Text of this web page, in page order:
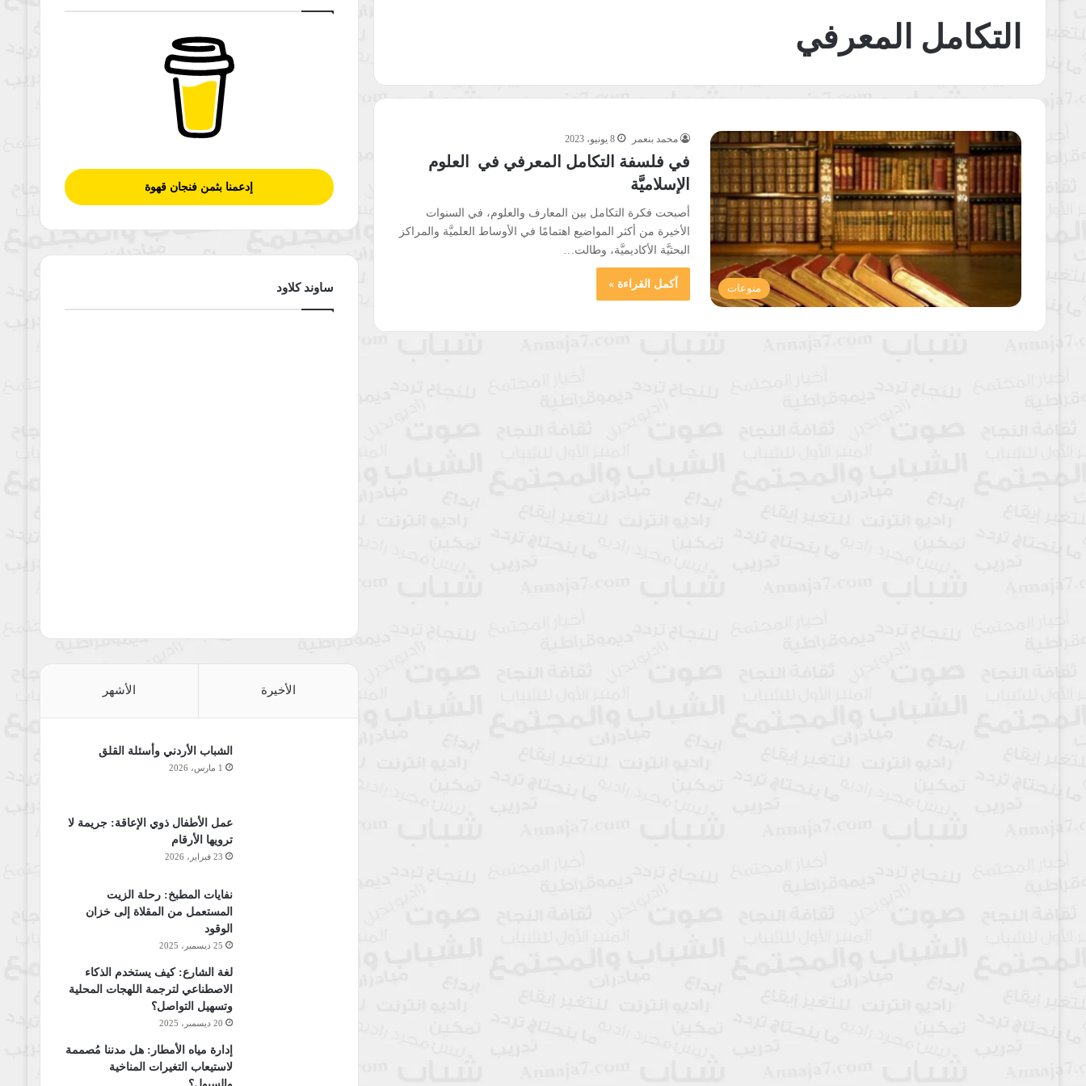
التكامل المعرفي
منوعات
محمد بنعمر 8 يونيو، 2023
في فلسفة التكامل المعرفي في العلوم
الإسلاميَّة
أصبحت فكرة التكامل بين المعارف والعلوم، في السنوات
الأخيرة من أكثر المواضيع اهتمامًا في الأوساط العلميَّة والمراكز
البحثيَّة الأكاديميَّة، وطالت…
أكمل القراءة »
إدعمنا بثمن فنجان قهوة
ساوند كلاود
الأخيرة الأشهر
الشباب الأردني وأسئلة القلق
1 مارس، 2026
عمل الأطفال ذوي الإعاقة: جريمة لا
ترويها الأرقام
23 فبراير، 2026
نفايات المطبخ: رحلة الزيت
المستعمل من المقلاة إلى خزان
الوقود
25 ديسمبر، 2025
لغة الشارع: كيف يستخدم الذكاء
الاصطناعي لترجمة اللهجات المحلية
وتسهيل التواصل؟
20 ديسمبر، 2025
إدارة مياه الأمطار: هل مدننا مُصممة
لاستيعاب التغيرات المناخية